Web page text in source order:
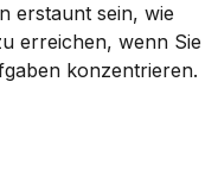
erstaunt sein, wie
erreichen, wenn Sie
konzentrieren.